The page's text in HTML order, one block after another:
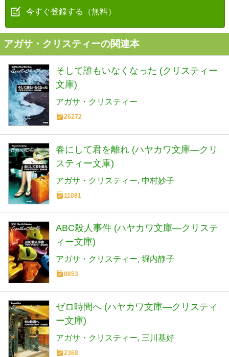
今すぐ登録する（無料）
アガサ・クリスティーの関連本
そして誰もいなくなった (クリスティー
文庫)
アガサ・クリスティー
26272
春にして君を離れ (ハヤカワ文庫―クリ
スティー文庫)
アガサ・クリスティー 中村妙子
11081
ABC殺人事件 (ハヤカワ文庫―クリステ
ィー文庫)
アガサ・クリスティー 堀内静子
8853
ゼロ時間へ (ハヤカワ文庫―クリスティ
ー文庫)
アガサ・クリスティー 三川基好
2368